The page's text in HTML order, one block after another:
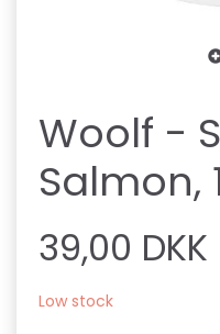
Woolf -
Salmon,
39,00 DKK
Low stock